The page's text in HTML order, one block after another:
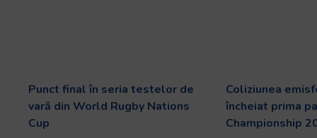
Punct final în seria testelor de
vară din World Rugby Nations
Cup
Coliziunea
încheiat prima
Championship